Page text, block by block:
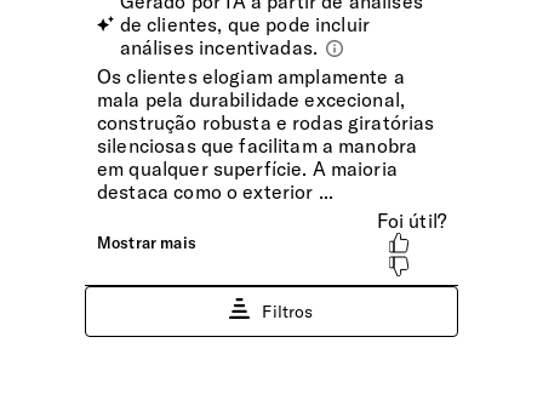
Para ajudar a carregar pequenas bolsas.
Compartimento Superior
Divisória com fecho de correr e com bolso. Ideal para
transportar o vestuário mais delicado.
Compartimento Inferior
Com duas bolsas de arrumação e cintas verticais
ajustáveis para maior organização do vestuário sem
vincos.
Compartimento Frontal